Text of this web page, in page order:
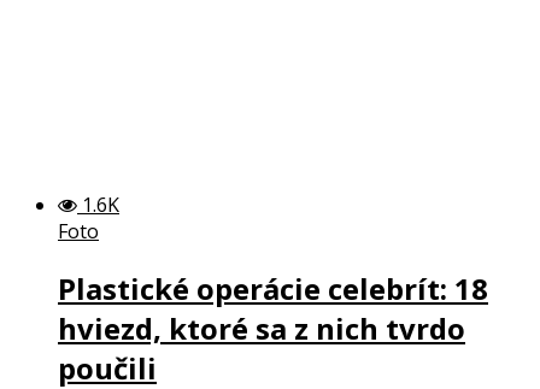
1.6K
Foto
Plastické operácie celebrít: 18
hviezd, ktoré sa z nich tvrdo
poučili